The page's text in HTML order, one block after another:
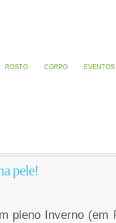
ROSTO CORPO EVENTOS
pele!
pleno Inverno (em